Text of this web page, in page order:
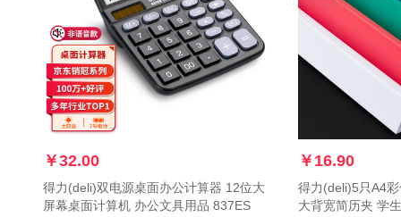
￥32.00
得力(deli)双电源桌面办公计算器 12位大
屏幕桌面计算机 办公文具用品 837ES
￥16.90
得力(deli)5只A4
大背宽简历夹 学生考试